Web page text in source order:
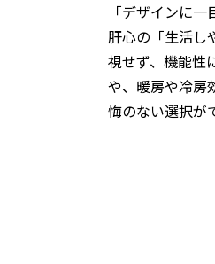
「デザインに
肝心の「生活し
視せず、機能性
や、暖房や冷房
悔のない選択が